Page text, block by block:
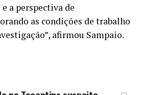
a perspectiva de
as condições de trabalho
afirmou Sampaio.